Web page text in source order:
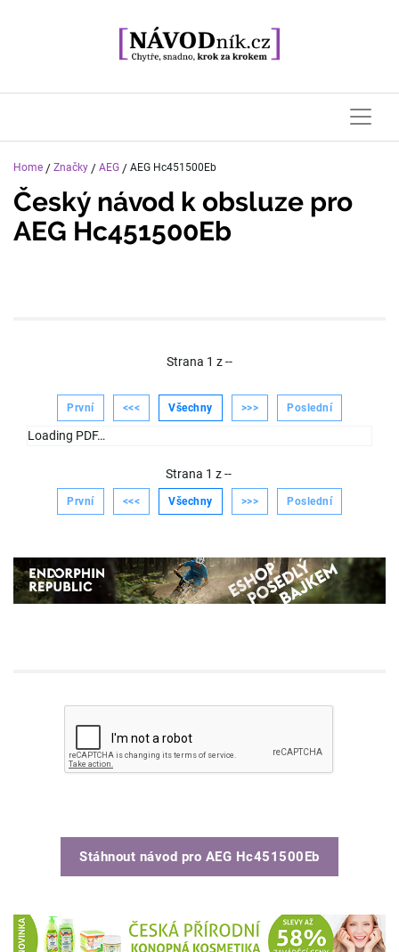
Home / Značky / AEG / AEG Hc451500Eb
Český návod k obsluze pro
AEG Hc451500Eb
Strana 1 z--
První <<< Všechny >>> Poslední
Loading PDF…
Strana 1 z--
První <<< Všechny >>> Poslední
Stáhnout návod pro AEG Hc451500Eb